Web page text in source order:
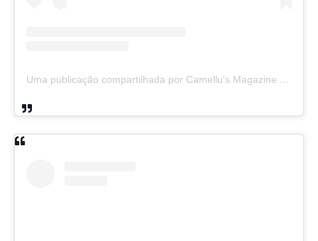
Uma publicação compartilhada por Camellu's Magazine I e II (@camellus_magazine)